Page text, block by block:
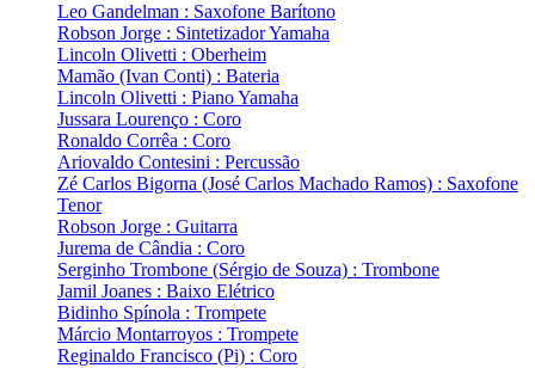
Leo Gandelman : Saxofone Barítono
Robson Jorge : Sintetizador Yamaha
Lincoln Olivetti : Oberheim
Mamão (Ivan Conti) : Bateria
Lincoln Olivetti : Piano Yamaha
Jussara Lourenço : Coro
Ronaldo Corrêa : Coro
Ariovaldo Contesini : Percussão
Zé Carlos Bigorna (José Carlos Machado Ramos) : Saxofone
Tenor
Robson Jorge : Guitarra
Jurema de Cândia : Coro
Serginho Trombone (Sérgio de Souza) : Trombone
Jamil Joanes : Baixo Elétrico
Bidinho Spínola : Trompete
Márcio Montarroyos : Trompete
Reginaldo Francisco (Pi) : Coro